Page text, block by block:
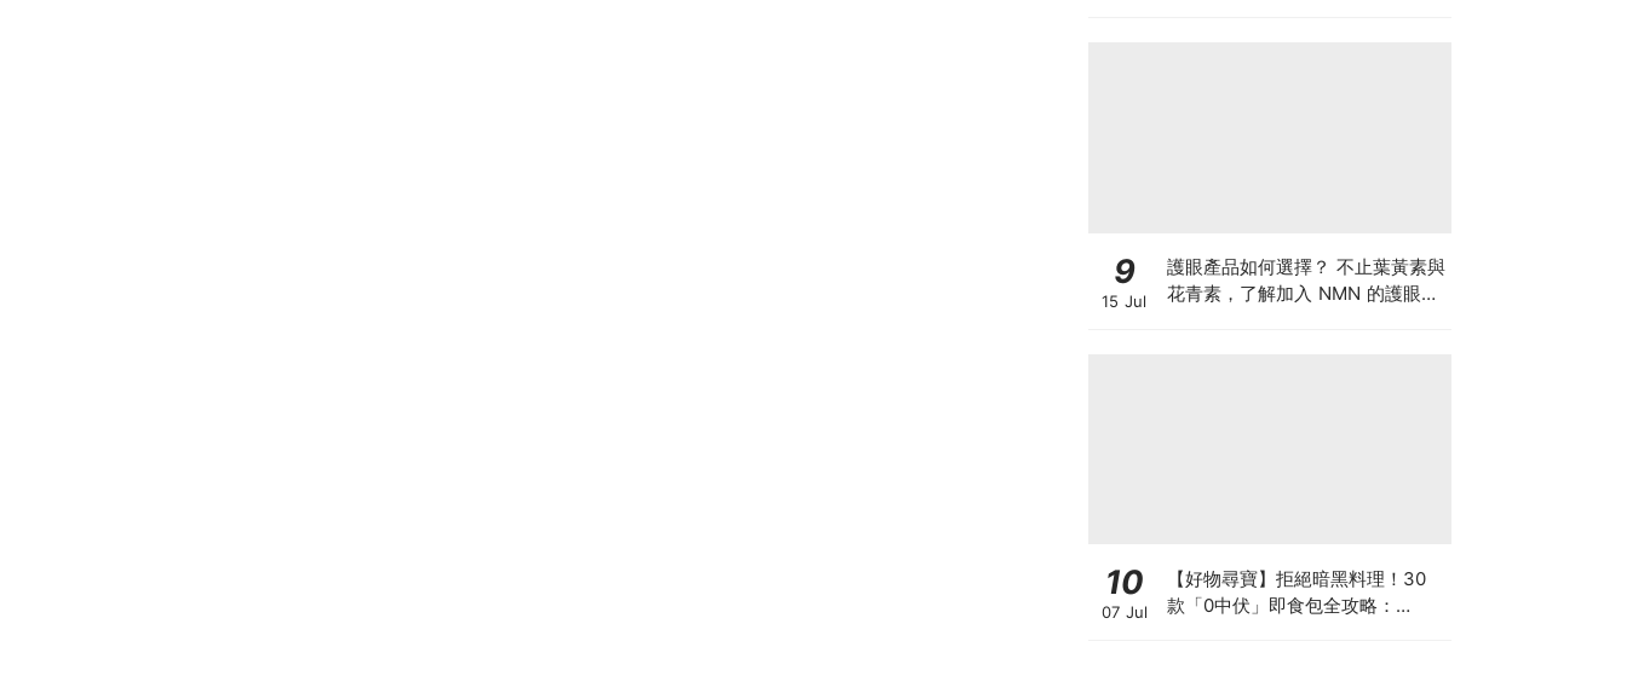
9
15 Jul
護眼產品如何選擇？ 不止葉黃素與
花青素，了解加入 NMN 的護眼方
10
07 Jul
【好物尋寶】拒絕暗黑料理！30
款「0中伏」即食包全攻略：